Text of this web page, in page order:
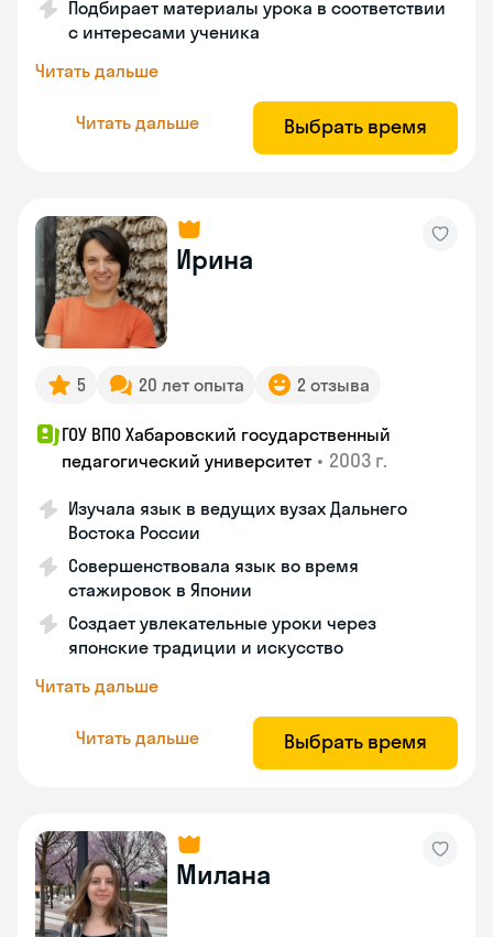
Подбирает материалы урока в соответствии
с интересами ученика
Читать дальше
Читать дальше Выбрать время
Ирина
5 20 лет опыта 2 отзыва
ГОУ ВПО Хабаровский государственный
педагогический университет • 2003 г.
Изучала язык в ведущих вузах Дальнего
Востока России
Совершенствовала язык во время
стажировок в Японии
Создает увлекательные уроки через
японские традиции и искусство
Читать дальше
Читать дальше Выбрать время
Милана